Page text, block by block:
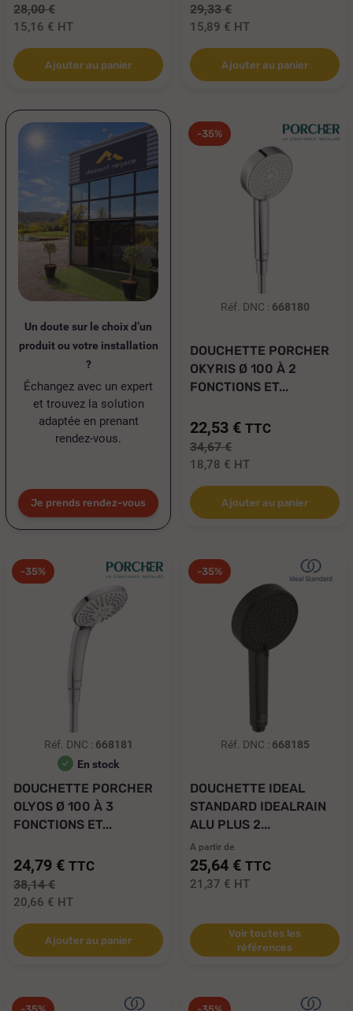
28,00 €
15,16 € HT
Ajouter au panier
29,33 €
15,89 € HT
Ajouter au panier
Un doute sur le choix d’un
produit ou votre installation
?
Échangez avec un expert
et trouvez la solution
adaptée en prenant
rendez-vous.
Je prends rendez-vous
-35%
Réf. DNC : 668180
DOUCHETTE PORCHER
OKYRIS Ø 100 À 2
FONCTIONS ET...
22,53 € TTC
34,67 €
18,78 € HT
Ajouter au panier
-35%
Réf. DNC : 668181
En stock
DOUCHETTE PORCHER
OLYOS Ø 100 À 3
FONCTIONS ET...
24,79 € TTC
38,14 €
20,66 € HT
Ajouter au panier
-35%
Réf. DNC : 668185
DOUCHETTE IDEAL
STANDARD IDEALRAIN
ALU PLUS 2...
A partir de
25,64 € TTC
21,37 € HT
Voir toutes les
références